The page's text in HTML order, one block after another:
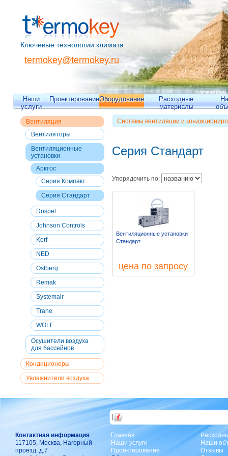
Ключевые технологии климата
termokey@termokey.ru
Наши
услуги
ПроектированиеОборудование
Расходные
материалы
Вентиляция
Вентиляторы
Вентиляционные
установки
Арктос
Серия Компакт
Серия Стандарт
Dospel
Johnson Controls
Korf
NED
Ostberg
Remak
Systemair
Trane
WOLF
Осушители воздуха
для бассейнов
Кондиционеры
Увлажнители воздуха
Системы вентиляции и
Серия Стандарт
Упорядочить по:
Вентиляционные установки
Стандарт
цена по запросу
Контактная информация
117105, Москва, Нагорный
проезд, д.7
Главная
Наши услуги
Проектирование
Наши
Отзывы